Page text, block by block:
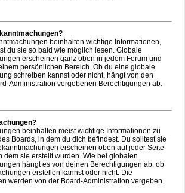
beinhalten wichtige Informationen,
du sie so bald wie möglich lesen. Globale
erscheinen ganz oben in jedem Forum und
persönlichen Bereich. Ob du eine globale
schreiben kannst oder nicht, hängt von den
Administration vergebenen Berechtigungen ab.
beinhalten meist wichtige Informationen zu
Boards, in dem du dich befindest. Du solltest sie
erscheinen oben auf jeder Seite
dem sie erstellt wurden. Wie bei globalen
hängt es von deinen Berechtigungen ab, ob
erstellen kannst oder nicht. Die
werden von der Board-Administration vergeben.